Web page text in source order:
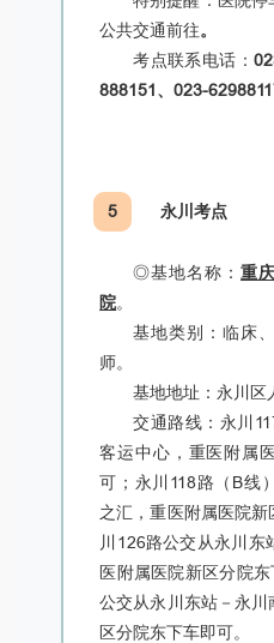
公共交通前往。
考点联系电话：
888151、023-
5 永川考点
◎基地名称：重
院。
基地类别：临床
师。
基地地址：永川区
交通路线：永川
客运中心，重医附属
可；永川118路（B线
之汇，重医附属医院
川126路公交从永川东
医附属医院新区分院
公交从永川东站－永
区分院东下车即可。